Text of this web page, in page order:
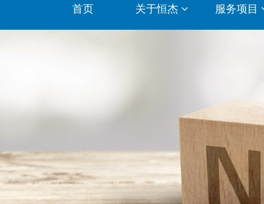
首页 关于恒杰 服务项目